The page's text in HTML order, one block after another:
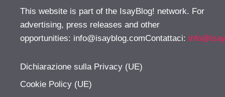
This website is part of the IsayBlog! network. For
advertising, press releases and other
opportunities: info@isayblog.comContattaci:
Dichiarazione sulla Privacy (UE)
Cookie Policy (UE)